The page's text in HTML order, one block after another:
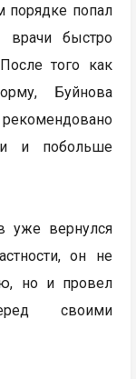
порядке попал
врачи быстро
того как
Буйнова
и побольше
уже вернулся
он не
но и провел
своими